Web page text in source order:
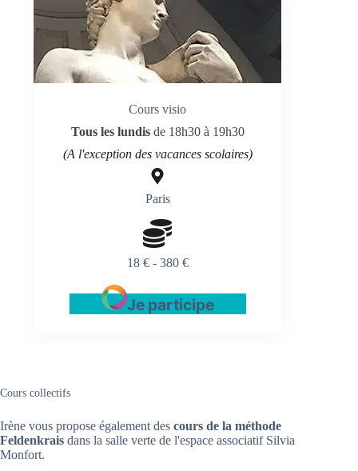
Cours visio
Tous les lundisde 18h30 à 19h30
(A l'exception des vacances scolaires)
Paris
18 € - 380 €
Je participe
Cours collectifs
Irène vous propose également des cours de la méthode
Feldenkrais dans la salle verte de l'espace associatif Silvia
Monfort.